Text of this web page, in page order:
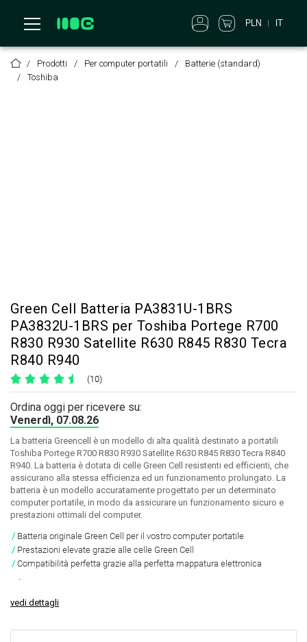
PLN IT
Prodotti Per computer portatili
Batterie (standard)
Toshiba
Green Cell Batteria PA3831U-1BRS
PA3832U-1BRS per Toshiba Portege R700
R830 R930 Satellite R630 R845 R830 Tecra
R840 R940
(10)
Ordina oggi per ricevere su:
Venerdì, 07.08.26
La batteria Greencell è un modello di alta qualità destinato a portatili
Toshiba Portege R700 R830 R930 Satellite R630 R845 R830 Tecra R840
R940. La batteria è dotata di celle Green Cell resistenti ed efficienti, che
assicurano alla stessa efficienza ed un funzionamento prolungato. La
batteria è un modello accuratamente progettato per un determinato
computer portatile, in modo da assicurare un funzionamento sicuro e
prestazioni ottimali del computer.
Batteria originale Green Cell per il vostro computer portatile
Prestazioni elevate grazie alle celle Green Cell
Compatibilità perfetta grazie alla perfetta mappatura elettronica
.
vedi dettagli